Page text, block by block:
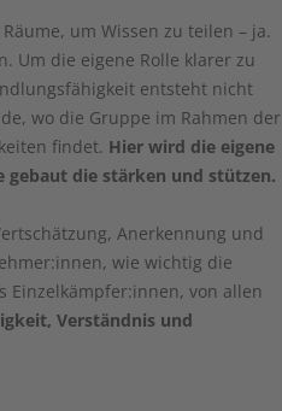
um Wissen zu teilen – ja.
Um die eigene Rolle klarer zu
entsteht nicht
wo die Gruppe im Rahmen der
findet. Hier wird die eigene
die stärken und stützen.
Anerkennung und
wie wichtig die
Einzelkämpfer:innen, von allen
Verständnis und